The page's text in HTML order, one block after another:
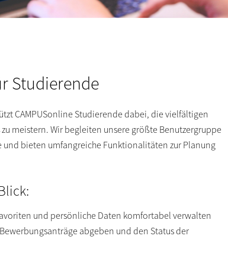
Studierende
CAMPUSonline Studierende dabei, die vielfältigen
meistern. Wir begleiten unsere größte Benutzergruppe
und bieten umfangreiche Funktionalitäten zur Planung
und persönliche Daten komfortabel verwalten
abgeben und den Status der